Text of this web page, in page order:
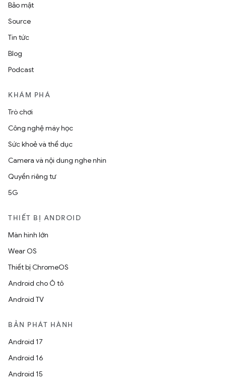
Bảo mật
Source
Tin tức
Blog
Podcast
KHÁM PHÁ
Trò chơi
Công nghệ máy học
Sức khoẻ và thể dục
Camera và nội dung nghe nhìn
Quyền riêng tư
5G
THIẾT BỊ ANDROID
Màn hình lớn
Wear OS
Thiết bị ChromeOS
Android cho Ô tô
Android TV
BẢN PHÁT HÀNH
Android 17
Android 16
Android 15